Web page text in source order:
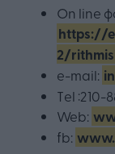
On line
https://
2/
e-mail:
Τel :210-
Web:
fb: